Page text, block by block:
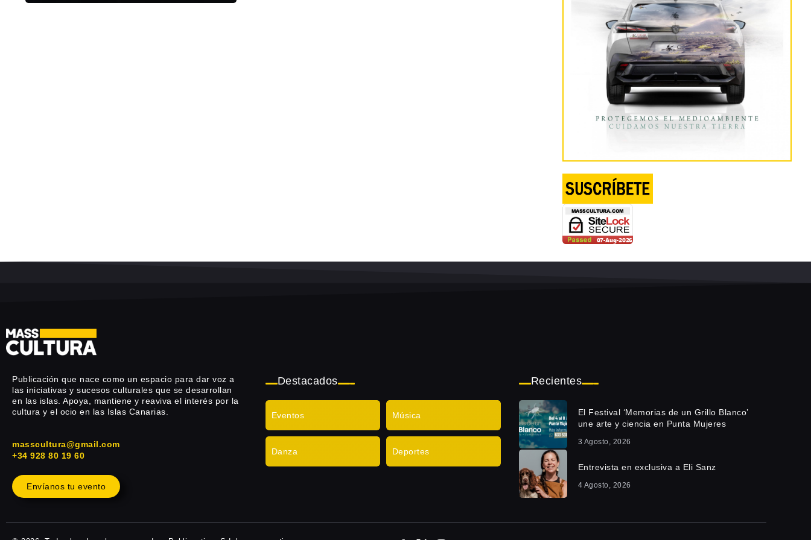
Publicación que nace como un espacio para dar voz a
las iniciativas y sucesos culturales que se desarrollan
en las islas. Apoya, mantiene y reaviva el interés por la
cultura y el ocio en las Islas Canarias.
masscultura@gmail.com
+34 928 80 19 60
Envíanos tu evento
Destacados
Eventos Música
Danza Deportes
Recientes
El Festival ‘Memorias de un Grillo Blanco’
une arte y ciencia en Punta Mujeres
3 Agosto, 2026
Entrevista en exclusiva a Eli Sanz
4 Agosto, 2026